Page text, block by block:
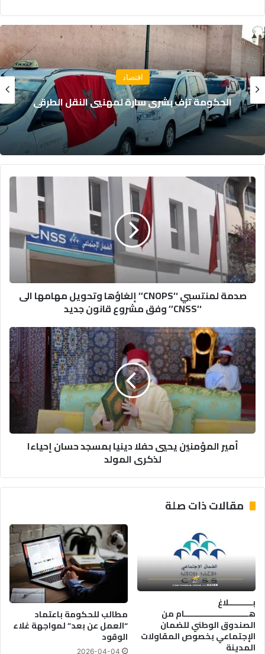
اقتصاد
تراجع عجز السيولة البنكية في المغرب إلى 138
مليار درهم خلال يوليوز الماضي
صدمة
لمنتسبي
‘’CNOPS’’
إلغاؤها
وتحويل
مهامها
الى
‘’CNSS’’
وفق
مشروع
صدمة لمنتسبي ‘’CNOPS’’ إلغاؤها وتحويل مهامها الى
‘’CNSS’’ وفق مشروع قانون جديد
أمير
المؤمنين
يحيي
حفلا
دينيا
بمسجد
حسان
إحياءا
لذكرى
المولدأمير المؤمنين يحيي حفلا دينيا بمسجد حسان إحياءا
لذكرى المولد
مقالات ذات صلة
بــــــــــلاغ
هـــــــــــــــــــــــــــام من
الصندوق الوطني للضمان
الإجتماعي بخصوص المقاولات
المدينة
مطالب للحكومة باعتماد
“العمل عن بعد” لمواجهة غلاء
الوقود
2026-04-04